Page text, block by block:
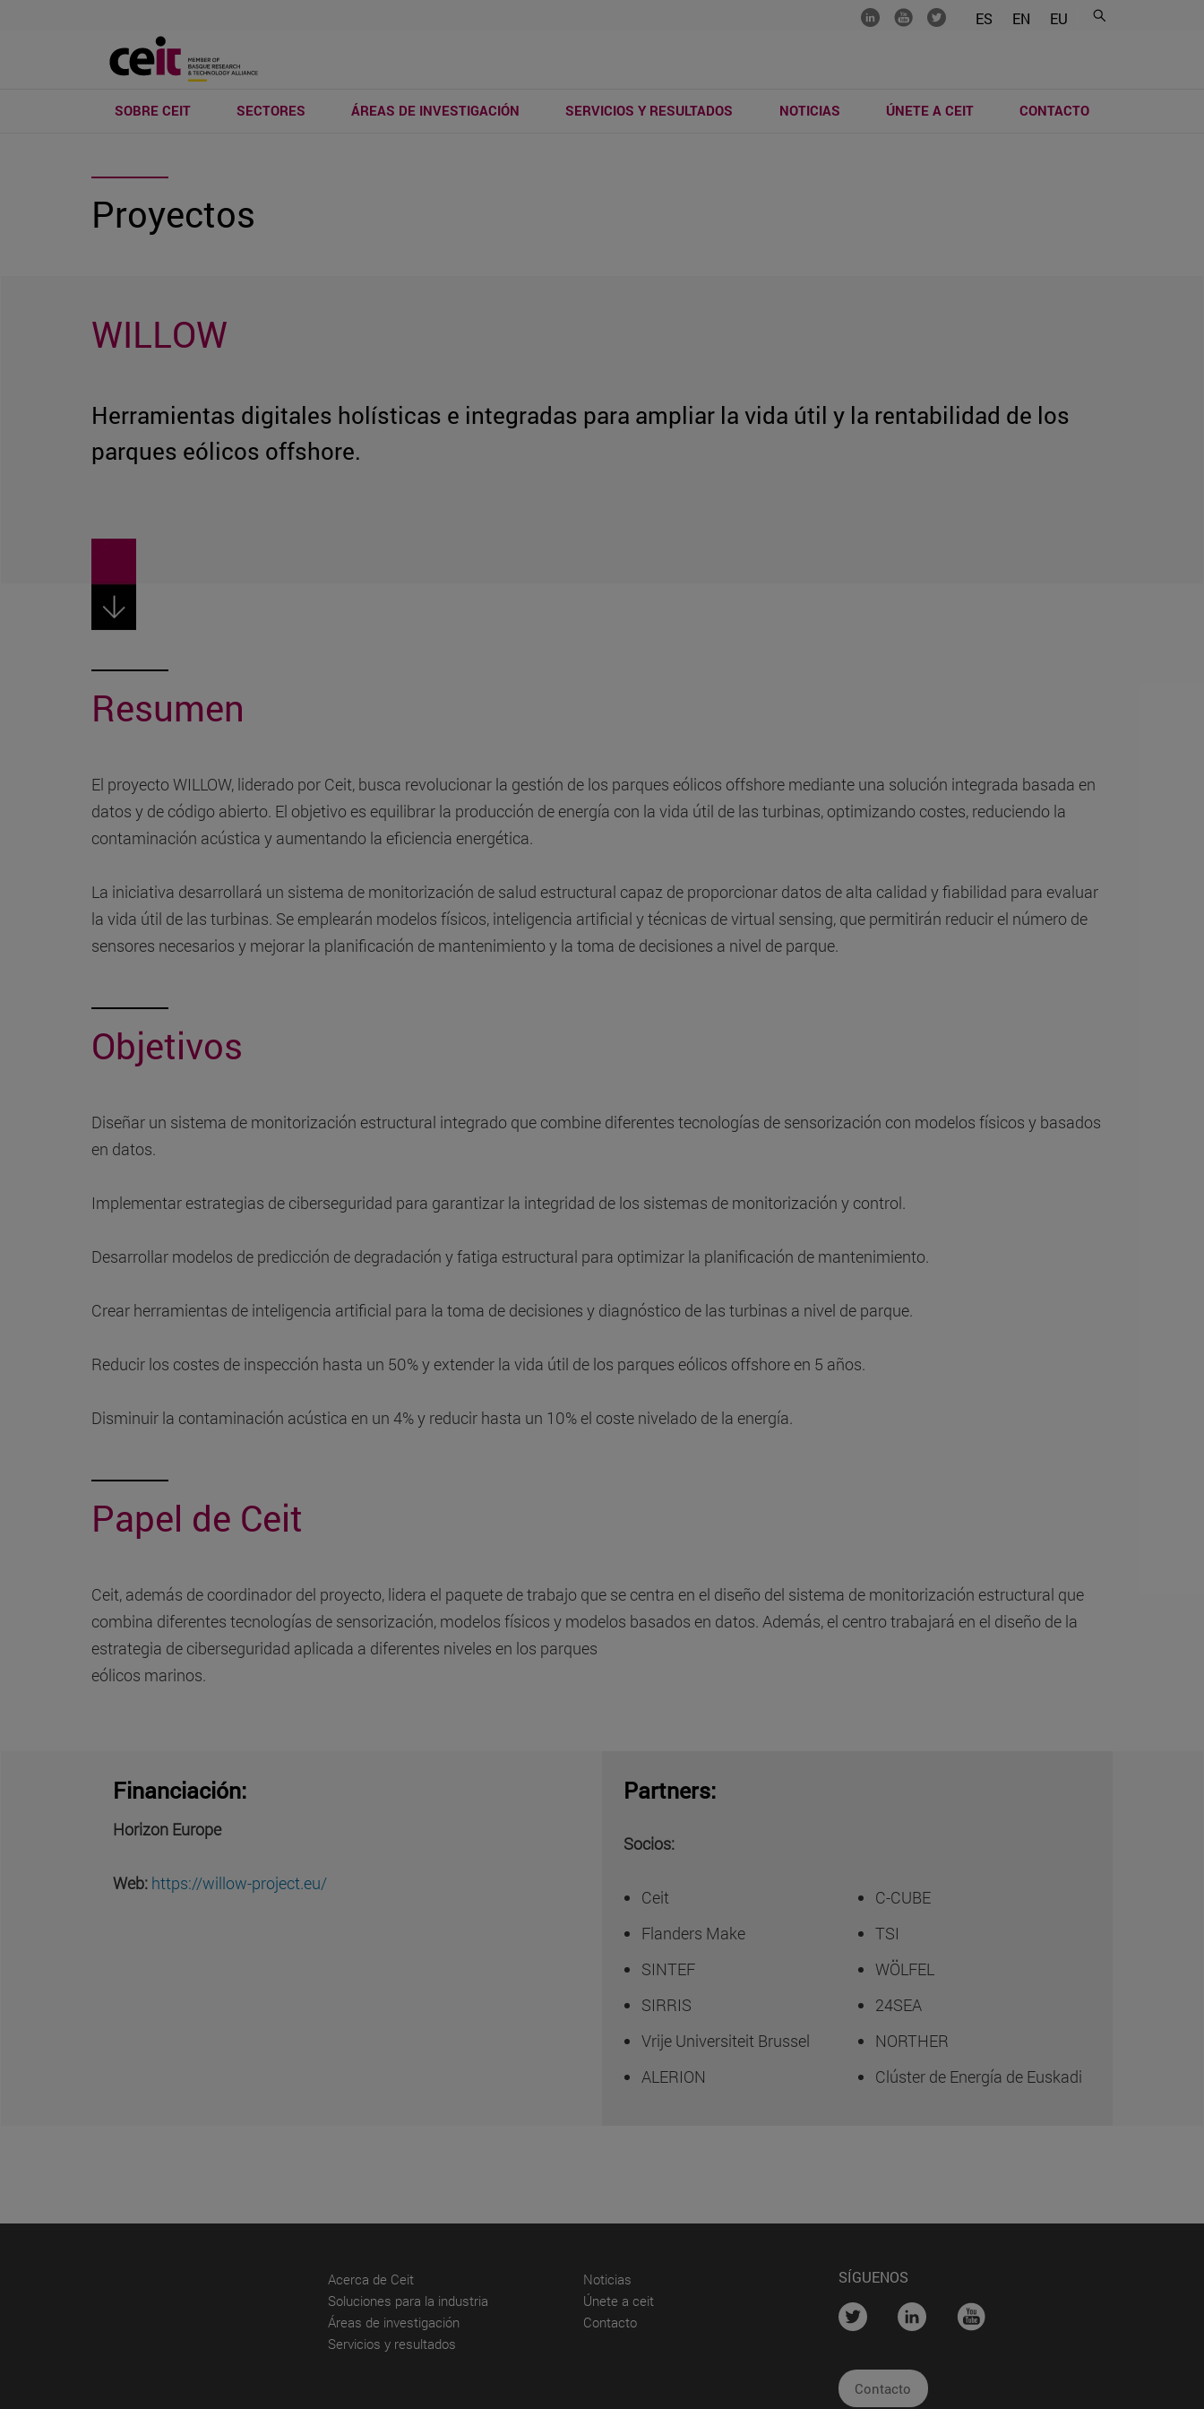
ES EN EU
....... ....... .......
SOBRE CEIT SECTORES ÁREAS DE INVESTIGACIÓN SERVICIOS Y RESULTADOS NOTICIAS ÚNETE A CEIT CONTACTO
Proyectos
WILLOW
Herramientas digitales holísticas e integradas para ampliar la vida útil y la rentabilidad de los
parques eólicos offshore.
Resumen
El proyecto WILLOW, liderado por Ceit, busca revolucionar la gestión de los parques eólicos offshore mediante una solución integrada basada en
datos y de código abierto. El objetivo es equilibrar la producción de energía con la vida útil de las turbinas, optimizando costes, reduciendo la
contaminación acústica y aumentando la eficiencia energética.
La iniciativa desarrollará un sistema de monitorización de salud estructural capaz de proporcionar datos de alta calidad y fiabilidad para evaluar
la vida útil de las turbinas. Se emplearán modelos físicos, inteligencia artificial y técnicas de virtual sensing, que permitirán reducir el número de
sensores necesarios y mejorar la planificación de mantenimiento y la toma de decisiones a nivel de parque.
Objetivos
Diseñar un sistema de monitorización estructural integrado que combine diferentes tecnologías de sensorización con modelos físicos y basados
en datos.
Implementar estrategias de ciberseguridad para garantizar la integridad de los sistemas de monitorización y control.
Desarrollar modelos de predicción de degradación y fatiga estructural para optimizar la planificación de mantenimiento.
Crear herramientas de inteligencia artificial para la toma de decisiones y diagnóstico de las turbinas a nivel de parque.
Reducir los costes de inspección hasta un 50% y extender la vida útil de los parques eólicos offshore en 5 años.
Disminuir la contaminación acústica en un 4% y reducir hasta un 10% el coste nivelado de la energía.
Papel de Ceit
Ceit, además de coordinador del proyecto, lidera el paquete de trabajo que se centra en el diseño del sistema de monitorización estructural que
combina diferentes tecnologías de sensorización, modelos físicos y modelos basados en datos. Además, el centro trabajará en el diseño de la
estrategia de ciberseguridad aplicada a diferentes niveles en los parques
eólicos marinos.
Financiación:
Horizon Europe
Web: https://willow-project.eu/
Partners:
Socios:
Ceit
Flanders Make
SINTEF
SIRRIS
Vrije Universiteit Brussel
ALERION
C-CUBE
TSI
WÖLFEL
24SEA
NORTHER
Clúster de Energía de Euskadi
Acerca de Ceit(abre en nueva ventana)
Soluciones para la industria(abre en nueva ventana)
Áreas de investigación(abre en nueva ventana)
Servicios y resultados(abre en nueva ventana)
Noticias(abre en nueva ventana)
Únete a ceit(abre en nueva ventana)
Contacto(abre en nueva ventana)
SÍGUENOS
.... .... ....
Contacto